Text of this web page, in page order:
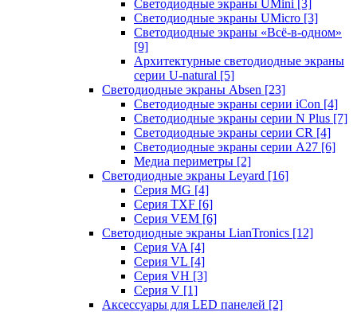
Светодиодные экраны UMini [3]
Светодиодные экраны UMicro [3]
Светодиодные экраны «Всё-в-одном»
[9]
Архитектурные светодиодные экраны
серии U-natural [5]
Светодиодные экраны Absen [23]
Светодиодные экраны серии iCon [4]
Светодиодные экраны серии N Plus [7]
Светодиодные экраны серии CR [4]
Светодиодные экраны серии А27 [6]
Медиа периметры [2]
Светодиодные экраны Leyard [16]
Серия MG [4]
Серия TXF [6]
Серия VEM [6]
Светодиодные экраны LianTronics [12]
Серия VA [4]
Серия VL [4]
Серия VH [3]
Серия V [1]
Аксессуары для LED панелей [2]